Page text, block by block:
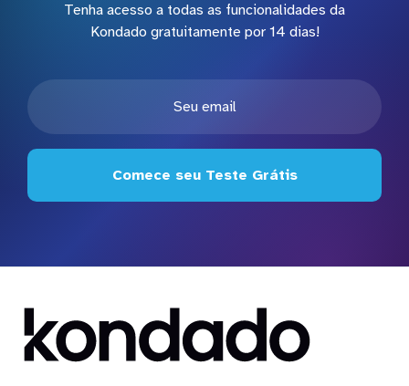
Tenha acesso a todas as funcionalidades da
Kondado gratuitamente por 14 dias!
Comece seu Teste Grátis